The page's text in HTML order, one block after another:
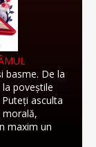
basme. De la
poveștile
asculta
morală,
maxim un